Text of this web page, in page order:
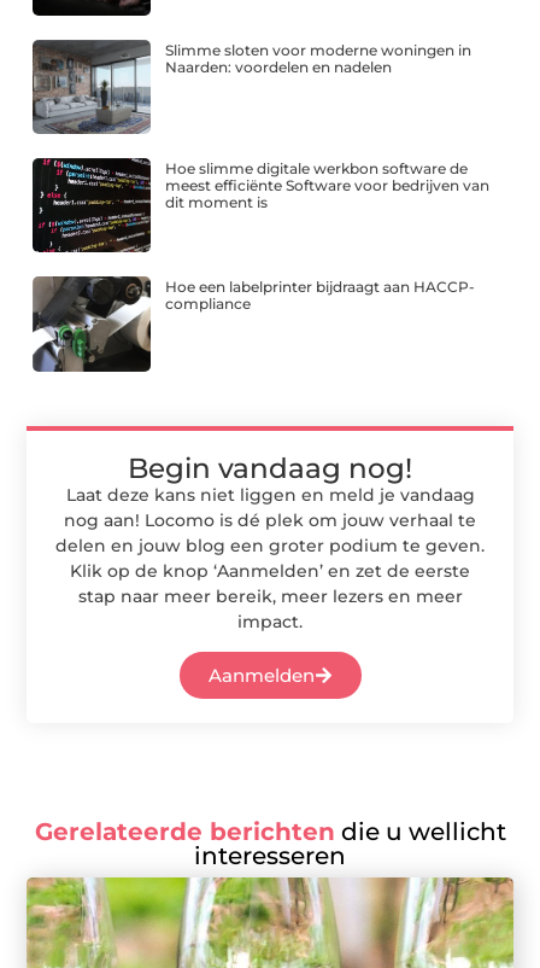
Slimme sloten voor moderne woningen in
Naarden: voordelen en nadelen
Hoe slimme digitale werkbon software de
meest efficiënte Software voor bedrijven van
dit moment is
Hoe een labelprinter bijdraagt aan HACCP-
compliance
Begin vandaag nog!
Laat deze kans niet liggen en meld je vandaag
nog aan! Locomo is dé plek om jouw verhaal te
delen en jouw blog een groter podium te geven.
Klik op de knop ‘Aanmelden’ en zet de eerste
stap naar meer bereik, meer lezers en meer
impact.
Aanmelden
Gerelateerde berichten die u wellicht
interesseren